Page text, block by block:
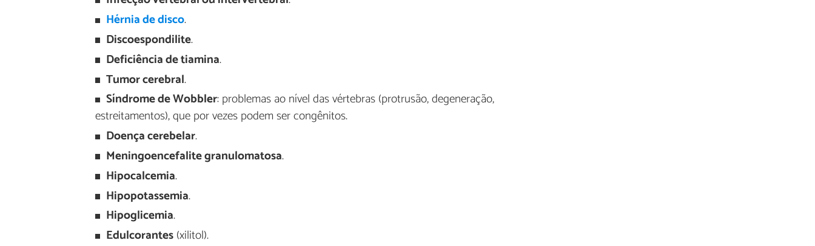
Hérnia de disco.
Discoespondilite.
Deficiência de tiamina.
Tumor cerebral.
Síndrome de Wobbler: problemas ao nível das vértebras (protrusão, degeneração,
estreitamentos), que por vezes podem ser congênitos.
Doença cerebelar.
Meningoencefalite granulomatosa.
Hipocalcemia.
Hipopotassemia.
Hipoglicemia.
Edulcorantes(xilitol).